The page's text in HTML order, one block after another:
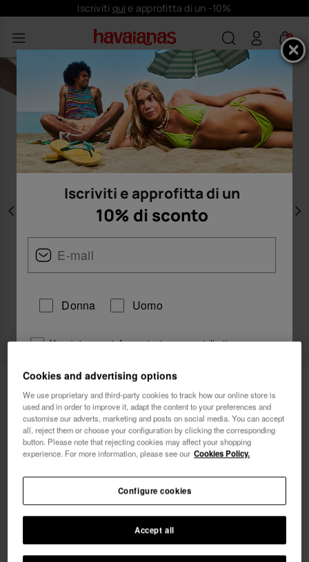
Iscriviti qui e approfitta di un -10%
0
Precedente
Havaianas Slip Bikini Classic Fit Rib
xs s m l xl
Iscriviti e approfitta di un
10% di sconto
Donna Uomo
Vorrei ricevere informazioni commerciali attraverso
Privacy.
voglio un 10% di sconto
Cookies and advertising options
We use proprietary and third-party cookies to track how our online store is
used and in order to improve it, adapt the content to your preferences and
customise our adverts, marketing and posts on social media. You can accept
all, reject them or choose your configuration by clicking the corresponding
button. Please note that rejecting cookies may affect your shopping
experience. For more information, please see our Cookies Policy.
Accept all
Configure cookies